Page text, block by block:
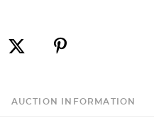
AUCTION INFORMATION